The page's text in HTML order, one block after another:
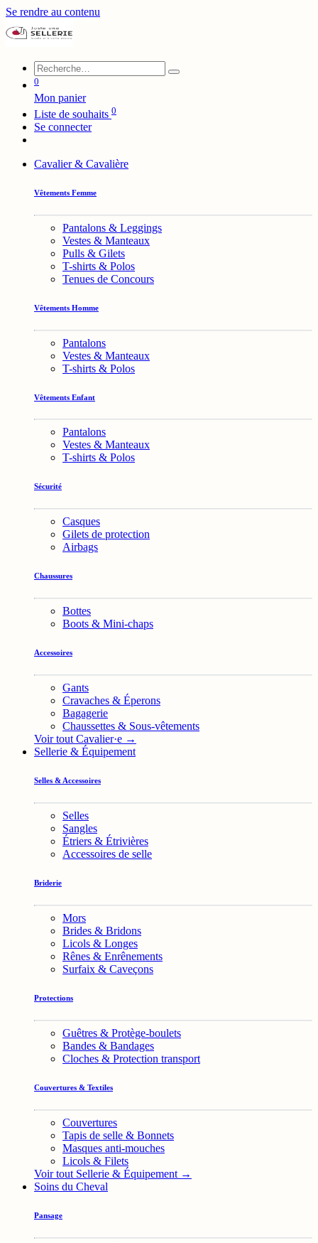
Se rendre au contenu
0
Mon panier
Liste de souhaits 0
Se connecter
Cavalier & Cavalière
Vêtements Femme
Pantalons & Leggings
Vestes & Manteaux
Pulls & Gilets
T-shirts & Polos
Tenues de Concours
Vêtements Homme
Pantalons
Vestes & Manteaux
T-shirts & Polos
Vêtements Enfant
Pantalons
Vestes & Manteaux
T-shirts & Polos
Sécurité
Casques
Gilets de protection
Airbags
Chaussures
Bottes
Boots & Mini-chaps
Accessoires
Gants
Cravaches & Éperons
Bagagerie
Chaussettes & Sous-vêtements
Voir tout Cavalier·e →
Sellerie & Équipement
Selles & Accessoires
Selles
Sangles
Étriers & Étrivières
Accessoires de selle
Briderie
Mors
Brides & Bridons
Licols & Longes
Rênes & Enrênements
Surfaix & Caveçons
Protections
Guêtres & Protège-boulets
Bandes & Bandages
Cloches & Protection transport
Couvertures & Textiles
Couvertures
Tapis de selle & Bonnets
Masques anti-mouches
Licols & Filets
Voir tout Sellerie & Équipement →
Soins du Cheval
Pansage